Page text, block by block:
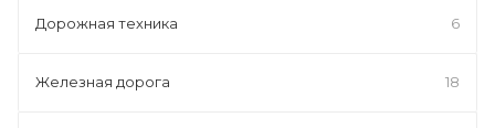
Дорожная техника 6
Железная дорога 18